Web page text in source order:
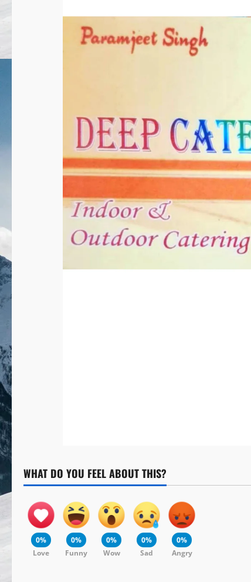
WHAT DO YOU FEEL ABOUT THIS?
0%
Love
0%
Funny
0%
Wow
0%
Sad
0%
Angry